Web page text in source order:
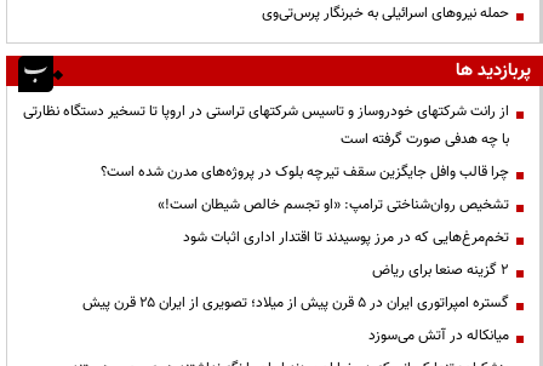
حمله نیروهای اسرائیلی به خبرنگار پرس‌تی‌وی
پربازدید ها
از رانت‌ شرکتهای خودروساز و تاسیس شرکتهای تراستی در اروپا تا تسخیر دستگاه نظارتی
با چه هدفی صورت گرفته است
چرا قالب وافل جایگزین سقف تیرچه بلوک در پروژه‌های مدرن شده است؟
تشخیص روان‌شناختی ترامپ: «او تجسم خالص شیطان است!»
تخم‌مرغ‌هایی که در مرز پوسیدند تا اقتدار اداری اثبات شود
۲ گزینه صنعا برای ریاض
گستره امپراتوری ایران در ۵ قرن پیش از میلاد؛ تصویری از ایران ۲۵ قرن پیش
میانکاله در آتش می‌سوزد